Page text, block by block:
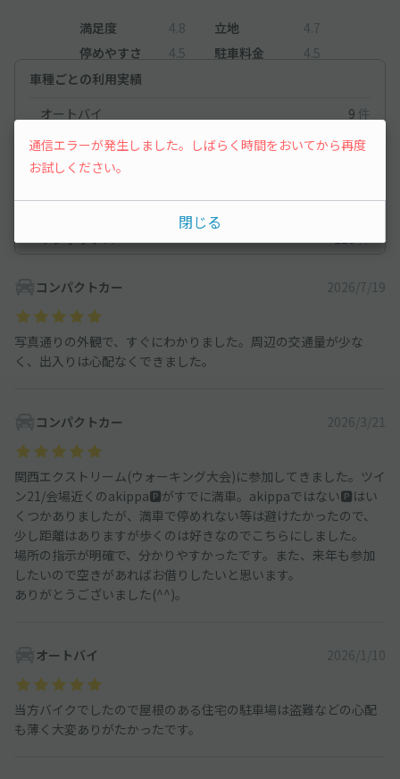
満足度 4.8 立地
4.7
停めやすさ
4.5 駐車料金
4.5
車種ごとの利用実績
オートバイ
9 件
軽自動車
221件
コンパクトカー
中型車
260件
ワンボックス
218件
コンパクトカー 2026/7/19
写真通りの外観で、すぐにわかりました。周辺の交通量が少な
く、出入りは心配なくできました。
コンパクトカー 2026/3/21
関西エクストリーム(ウォーキング大会)に参加してきました。ツイ
ン21/会場近くのakippa🅿️がすでに満車。akippaではない🅿️はい
くつかありましたが、満車で停めれない等は避けたかったので、
少し距離はありますが歩くのは好きなのでこちらにしました。
場所の指示が明確で、分かりやすかったです。また、来年も参加
したいので空きがあればお借りしたいと思います。
ありがとうございました(^^)。
オートバイ 2026/1/10
当方バイクでしたので屋根のある住宅の駐車場は盗難などの心配
も薄く大変ありがたかったです。
通信エラーが発生しました。しばらく時間をおいてから再度
お試しください。
閉じる